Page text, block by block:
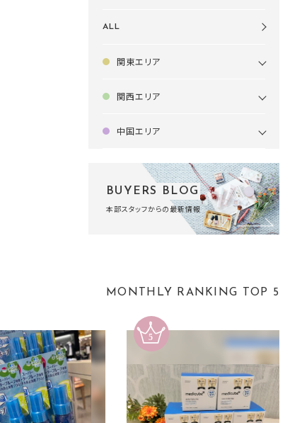
ALL
関東エリア
関西エリア
中国エリア
BUYERS BLOG
本部スタッフからの最新情報
MONTHLY RANKING TOP 5